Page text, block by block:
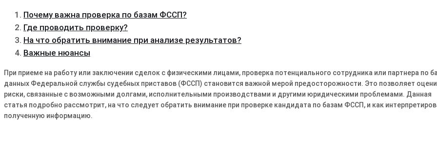
Почему важна проверка по базам ФССП?
Где проводить проверку?
На что обратить внимание при анализе результатов?
Важные нюансы
При приеме на работу или заключении сделок с физическими лицами, проверка потенциального сотрудника или партнера по
данных Федеральной службы судебных приставов (ФССП) становится важной мерой предосторожности. Это позволяет
риски, связанные с возможными долгами, исполнительными производствами и другими юридическими проблемами. Данная
статья подробно рассмотрит, на что следует обратить внимание при проверке кандидата по базам ФССП, и как
полученную информацию.